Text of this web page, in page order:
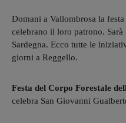
Domani a Vallombrosa la
celebrano il loro patrono. Sarà
Sardegna. Ecco tutte le
giorni a Reggello.
Festa del Corpo Forestale
celebra San Giovanni